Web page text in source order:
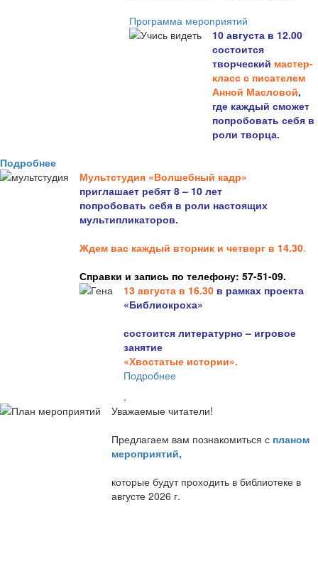
Программа мероприятий
10 августа в 12.00
состоится
творческий мастер-
класс с писателем
Анной Масловой,
где каждый сможет
попробовать себя в
роли творца.
Подробнее
Мультстудия «Волшебный кадр»
приглашает ребят 8 – 10 лет
попробовать себя в роли настоящих
мультипликаторов.
Ждем вас каждый вторник и четверг в 14.30.
Справки и запись по телефону: 57-51-09.
13 августа в 16.30 в рамках проекта
«Библиокроха»
состоится литературно – игровое
занятие
«Хвостатые истории».
Подробнее
.
Уважаемые читатели!
Предлагаем вам познакомиться с планом
мероприятий,
которые будут проходить в библиотеке в
августе 2026 г.